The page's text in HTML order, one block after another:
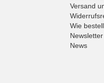
Versand
Wie
Newsletter
News